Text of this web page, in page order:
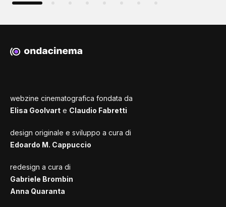
webzine cinematografica fondata da
Elisa Goolvart e Claudio Fabretti
design originale e sviluppo a cura di
Edoardo M. Cappuccio
redesign a cura di
Gabriele Brombin
Anna Quaranta